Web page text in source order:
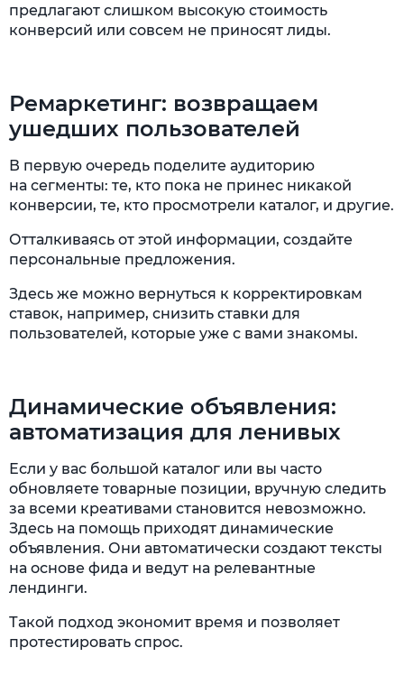
предлагают слишком высокую стоимость
конверсий или совсем не приносят лиды.
Ремаркетинг: возвращаем
ушедших пользователей
В первую очередь поделите аудиторию
на сегменты: те, кто пока не принес никакой
конверсии, те, кто просмотрели каталог, и другие.
Отталкиваясь от этой информации, создайте
персональные предложения.
Здесь же можно вернуться к корректировкам
ставок, например, снизить ставки для
пользователей, которые уже с вами знакомы.
Динамические объявления:
автоматизация для ленивых
Если у вас большой каталог или вы часто
обновляете товарные позиции, вручную следить
за всеми креативами становится невозможно.
Здесь на помощь приходят динамические
объявления. Они автоматически создают тексты
на основе фида и ведут на релевантные
лендинги.
Такой подход экономит время и позволяет
протестировать спрос.